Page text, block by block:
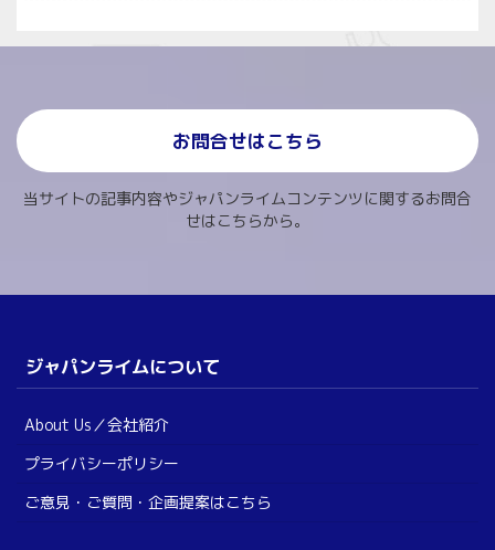
お問合せはこちら
当サイトの記事内容やジャパンライムコンテンツに関するお問合
せはこちらから。
ジャパンライムについて
About Us／会社紹介
プライバシーポリシー
ご意見・ご質問・企画提案はこちら